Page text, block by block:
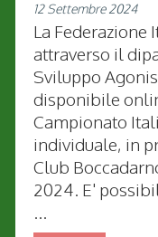
12 Settembre 2024
La Federazione
attraverso il
Sviluppo
disponibile
Campionato
individuale, in
Club
2024. E'
...